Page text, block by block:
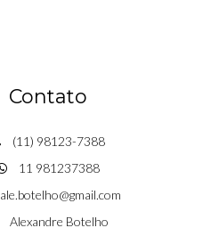
Contato
(11) 98123-7388
11 981237388
ale.botelho@gmail.com
Alexandre Botelho